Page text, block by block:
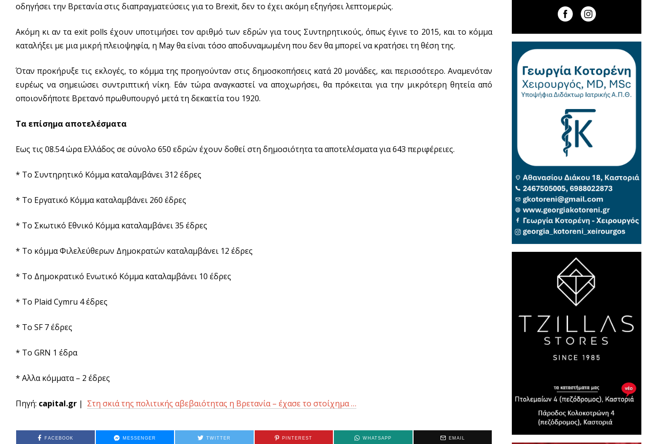
οδηγήσει την Βρετανία στις διαπραγματεύσεις για το Brexit, δεν το έχει ακόμη εξηγήσει λεπτομερώς.
Ακόμη κι αν τα exit polls έχουν υποτιμήσει τον αριθμό των εδρών για τους Συντηρητικούς, όπως έγινε το 2015, και το κόμμα
καταλήξει με μια μικρή πλειοψηφία, η May θα είναι τόσο αποδυναμωμένη που δεν θα μπορεί να κρατήσει τη θέση της.
Όταν προκήρυξε τις εκλογές, το κόμμα της προηγούνταν στις δημοσκοπήσεις κατά 20 μονάδες, και περισσότερο. Αναμενόταν
ευρέως να σημειώσει συντριπτική νίκη. Εάν τώρα αναγκαστεί να αποχωρήσει, θα πρόκειται για την μικρότερη θητεία από
οποιονδήποτε Βρετανό πρωθυπουργό μετά τη δεκαετία του 1920.
Τα επίσημα αποτελέσματα
Eως τις 08.54 ώρα Ελλάδος σε σύνολο 650 εδρών έχουν δοθεί στη δημοσιότητα τα αποτελέσματα για 643 περιφέρειες.
* Το Συντηρητικό Κόμμα καταλαμβάνει 312 έδρες
* Το Εργατικό Κόμμα καταλαμβάνει 260 έδρες
* Το Σκωτικό Εθνικό Κόμμα καταλαμβάνει 35 έδρες
* Το κόμμα Φιλελεύθερων Δημοκρατών καταλαμβάνει 12 έδρες
* Το Δημοκρατικό Ενωτικό Κόμμα καταλαμβάνει 10 έδρες
* Το Plaid Cymru 4 έδρες
* Το SF 7 έδρες
* Το GRN 1 έδρα
* Αλλα κόμματα – 2 έδρες
Πηγή: capital.gr | Στη σκιά της πολιτικής αβεβαιότητας η Βρετανία – έχασε το στοίχημα …
FACEBOOK MESSENGER TWITTER PINTEREST WHATSAPP EMAIL